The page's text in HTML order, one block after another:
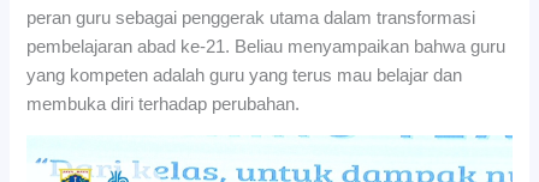
peran guru sebagai penggerak utama dalam transformasi
pembelajaran abad ke-21. Beliau menyampaikan bahwa guru
yang kompeten adalah guru yang terus mau belajar dan
membuka diri terhadap perubahan.